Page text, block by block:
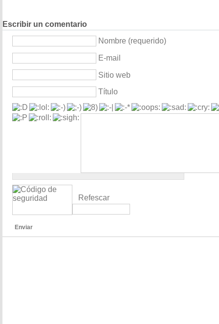
Escribir un comentario
Nombre (requerido)
E-mail
Sitio web
Título
Refescar
Enviar